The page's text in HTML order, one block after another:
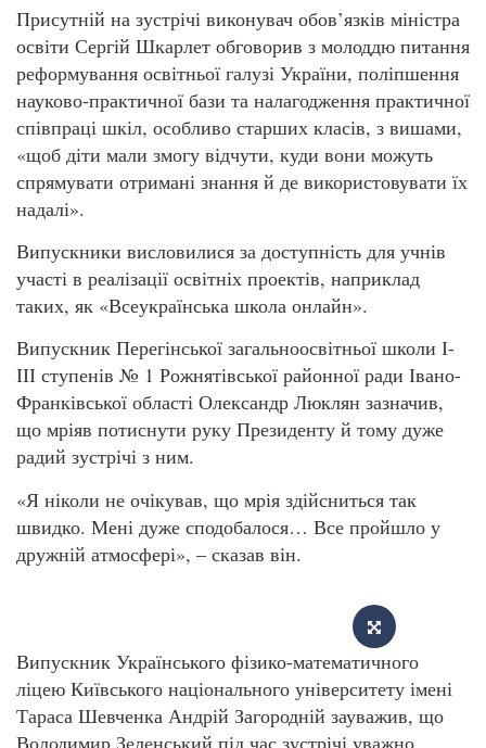
Присутній на зустрічі виконувач обов’язків міністра
освіти Сергій Шкарлет обговорив з молоддю питання
реформування освітньої галузі України, поліпшення
науково-практичної бази та налагодження практичної
співпраці шкіл, особливо старших класів, з вишами,
«щоб діти мали змогу відчути, куди вони можуть
спрямувати отримані знання й де використовувати їх
надалі».
Випускники висловилися за доступність для учнів
участі в реалізації освітніх проектів, наприклад
таких, як «Всеукраїнська школа онлайн».
Випускник Перегінської загальноосвітньої школи І-
ІІІ ступенів № 1 Рожнятівської районної ради Івано-
Франківської області Олександр Люклян зазначив,
що мріяв потиснути руку Президенту й тому дуже
радий зустрічі з ним.
«Я ніколи не очікував, що мрія здійсниться так
швидко. Мені дуже сподобалося… Все пройшло у
дружній атмосфері», – сказав він.
Випускник Українського фізико-математичного
ліцею Київського національного університету імені
Тараса Шевченка Андрій Загородній зауважив, що
Володимир Зеленський під час зустрічі уважно